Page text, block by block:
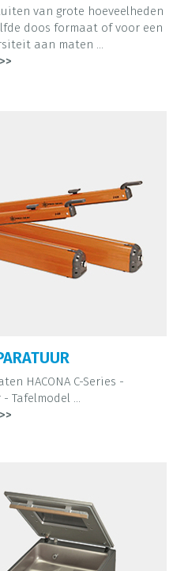
van grote hoeveelheden
doos formaat of voor een
aan maten ...
HACONA C-Series -
Tafelmodel ...